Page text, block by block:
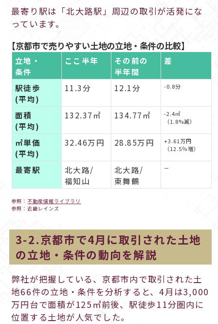
最寄り駅は「北大路駅」周辺の取引が活発にな
っています。
【京都市で売りやすい土地の立地・条件の比較】
立地・
条件
ここ半年
その前の
半年間
差
駅徒歩
(平均)
11.3分 12.1分 -0.8分
面積
(平均)
132.37㎡ 134.77㎡
-2.4㎡
（1.8%減）
㎡単価
(平均)
32.46万円 28.85万円
+3.61万円
（12.5％増）
最寄駅
北大路/
福知山
北大路/
東舞鶴
－
参照： 不動産情報ライブラリ
参照：近畿レインズ
3-2.京都市で4月に取引された土地
の立地・条件の動向を解説
弊社が把握している、京都市内で取引された土
地66件の立地・条件を分析すると、4月は3,000
万円台で面積が125㎡前後、駅徒歩11分圏内に
位置する土地が人気でした。